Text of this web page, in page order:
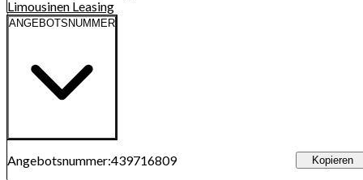
Limousinen Leasing
ANGEBOTSNUMMER
Angebotsnummer:439716809 Kopieren